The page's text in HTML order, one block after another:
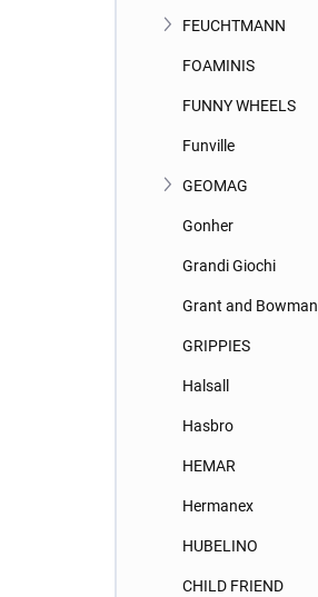
FEUCHTMANN
FOAMINIS
FUNNY WHEELS
Funville
GEOMAG
Gonher
Grandi Giochi
Grant and Bowman
GRIPPIES
Halsall
Hasbro
HEMAR
Hermanex
HUBELINO
CHILD FRIEND